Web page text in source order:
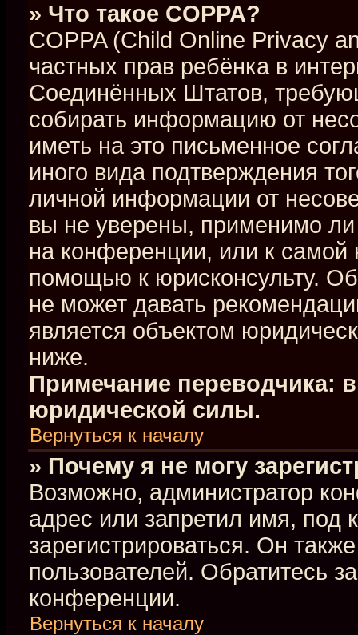
» Что такое COPPA?
COPPA (Child Online Privacy
частных прав ребёнка в
Соединённых Штатов,
собирать информацию от
иметь на это письменное
иного вида подтверждения
личной информации от
вы не уверены, применимо
на конференции, или к самой
помощью к юрисконсульту.
не может давать
является объектом
ниже.
Примечание переводчика:
юридической силы.
Вернуться к началу
» Почему я не могу
Возможно, администратор
адрес или запретил имя, под
зарегистрироваться. Он
пользователей. Обратитесь
конференции.
Вернуться к началу